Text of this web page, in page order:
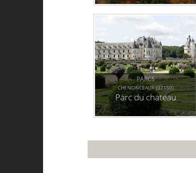
PARCS
CHENONCEAUX (37150)
Parc du chateau